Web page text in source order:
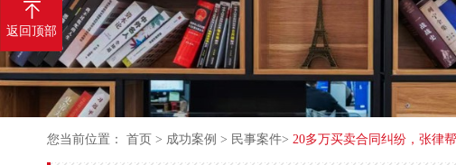
您当前位置： 首页 > 成功案例 > 民事案件> 20多万买卖合同纠纷，张律
返回顶部